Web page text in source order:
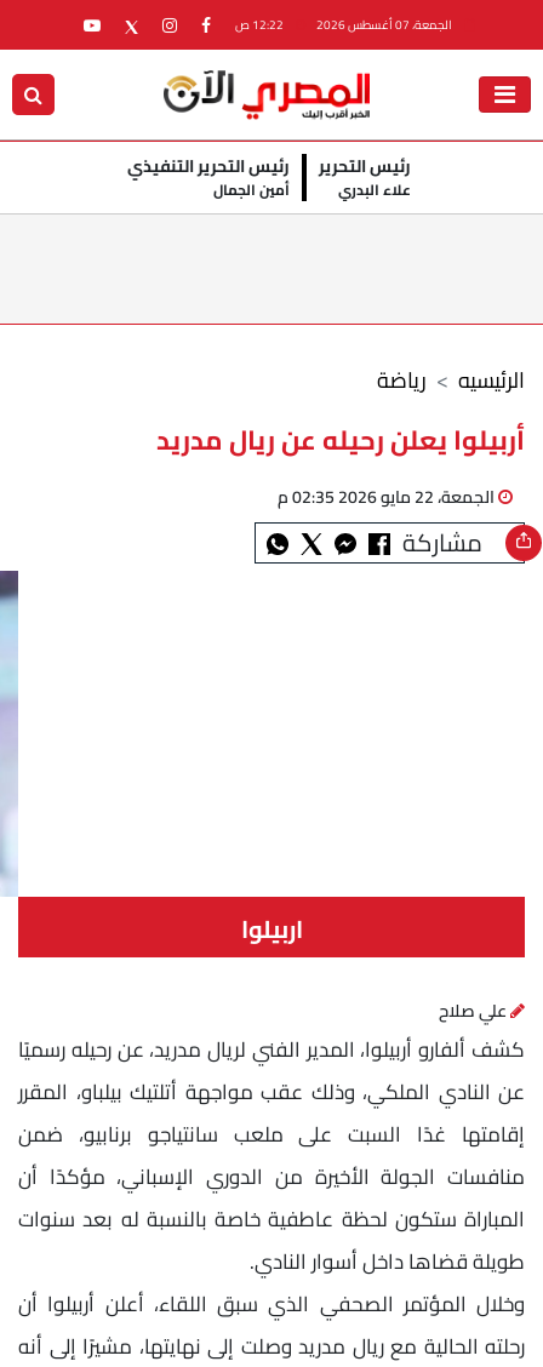
الجمعة، 07 أغسطس 2026
رئيس التحرير
علاء البدري
رئيس التحرير التنفيذي
أمين الجمال
رياضة الرئيسيه
أربيلوا يعلن رحيله عن ريال مدريد
الجمعة، 22 مايو 2026 02:35 م
مشاركة
اربيلوا
علي صلاح
كشف ألفارو أربيلوا، المدير الفني لريال مدريد، عن رحيله رسميًا
عن النادي الملكي، وذلك عقب مواجهة أتلتيك بيلباو، المقرر
إقامتها غدًا السبت على ملعب سانتياجو برنابيو، ضمن
منافسات الجولة الأخيرة من الدوري الإسباني، مؤكدًا أن
المباراة ستكون لحظة عاطفية خاصة بالنسبة له بعد سنوات
طويلة قضاها داخل أسوار النادي.
وخلال المؤتمر الصحفي الذي سبق اللقاء، أعلن أربيلوا أن
رحلته الحالية مع ريال مدريد وصلت إلى نهايتها، مشيرًا إلى أنه